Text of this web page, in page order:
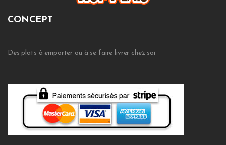
CONCEPT
Des plats à emporter ou à se faire livrer chez soi